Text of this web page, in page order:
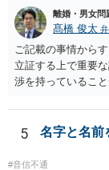
識を前提にすれば
れるため、 120万
ます。
離婚・男女問
髙橋 俊太
ご記載の事情から
立証する上で重要
渉を持っているこ
性的関係を継続し
できるだけ保存し
がある＝財産分与
いう関係にはあり
5 名字と名前
#音信不通